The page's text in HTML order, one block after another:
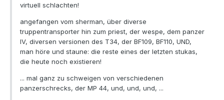
virtuell schlachten!
angefangen vom sherman, über diverse
truppentransporter hin zum priest, der wespe, dem panzer
IV, diversen versionen des T34, der BF109, BF110, UND,
man höre und staune: die reste eines der letzten stukas,
die heute noch existieren!
... mal ganz zu schweigen von verschiedenen
panzerschrecks, der MP 44, und, und, und, ...